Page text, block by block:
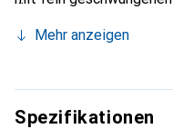
Smartphone. Die Marke
für den anspruchsvollen
Mehr anzeigen
Spezifikationen